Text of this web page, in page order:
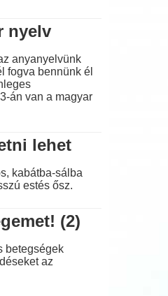
nyelv
anyanyelvünk
fogva bennünk él
án van a magyar
lehet
kabátba-sálba
estés ősz.
(2)
betegségek
az